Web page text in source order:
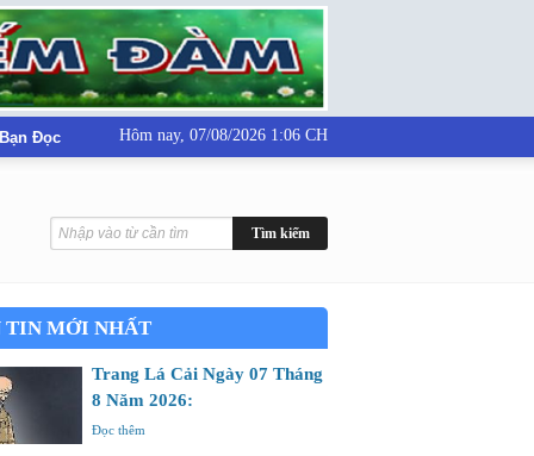
Đọc Hôm nay, 07/08/2026 1:06 CH
TIN MỚI NHẤT
Trang Lá Cải Ngày 07 Tháng
8 Năm 2026:
Đọc thêm